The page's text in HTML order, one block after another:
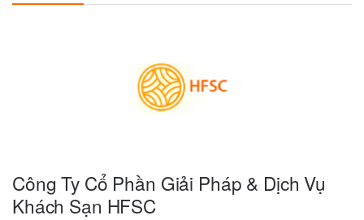
Công Ty Cổ Phần Giải Pháp & Dịch Vụ
Khách Sạn HFSC